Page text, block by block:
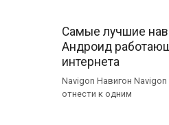
Самые лучшие
Андроид
интернета
Navigon Навигон
отнести к одним